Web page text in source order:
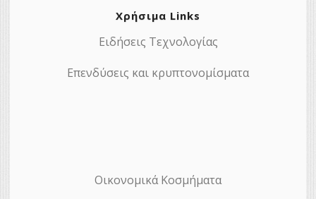
Χρήσιμα Links
Ειδήσεις Τεχνολογίας
Επενδύσεις και κρυπτονομίσματα
Οικονομικά Κοσμήματα